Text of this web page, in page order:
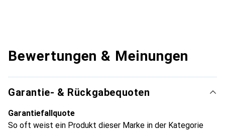
Bewertungen & Meinungen
Garantie- & Rückgabequoten
Garantiefallquote
So oft weist ein Produkt dieser Marke in der Kategorie